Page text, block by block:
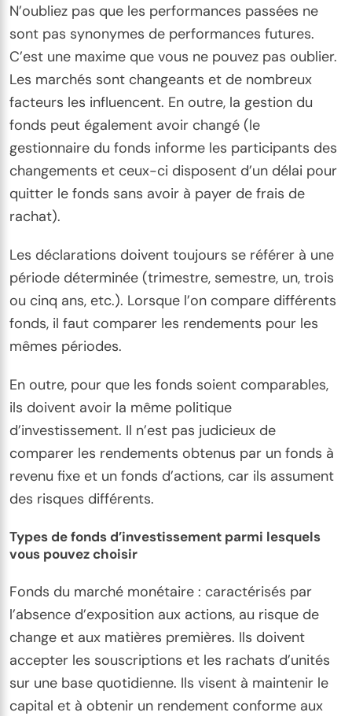
N’oubliez pas que les performances passées ne
sont pas synonymes de performances futures.
C’est une maxime que vous ne pouvez pas oublier.
Les marchés sont changeants et de nombreux
facteurs les influencent. En outre, la gestion du
fonds peut également avoir changé (le
gestionnaire du fonds informe les participants des
changements et ceux-ci disposent d’un délai pour
quitter le fonds sans avoir à payer de frais de
rachat).
Les déclarations doivent toujours se référer à une
période déterminée (trimestre, semestre, un, trois
ou cinq ans, etc.). Lorsque l’on compare différents
fonds, il faut comparer les rendements pour les
mêmes périodes.
En outre, pour que les fonds soient comparables,
ils doivent avoir la même politique
d’investissement. Il n’est pas judicieux de
comparer les rendements obtenus par un fonds à
revenu fixe et un fonds d’actions, car ils assument
des risques différents.
Types de fonds d’investissement parmi lesquels
vous pouvez choisir
Fonds du marché monétaire : caractérisés par
l’absence d’exposition aux actions, au risque de
change et aux matières premières. Ils doivent
accepter les souscriptions et les rachats d’unités
sur une base quotidienne. Ils visent à maintenir le
capital et à obtenir un rendement conforme aux